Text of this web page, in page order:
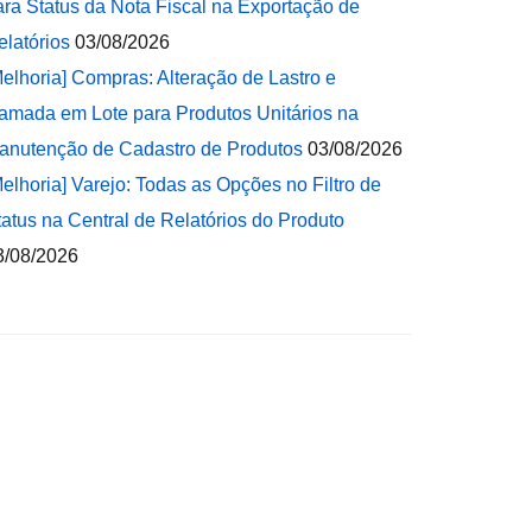
Status da Nota Fiscal na Exportação de
03/08/2026
Compras: Alteração de Lastro e
em Lote para Produtos Unitários na
de Cadastro de Produtos 03/08/2026
Varejo: Todas as Opções no Filtro de
na Central de Relatórios do Produto
08/2026